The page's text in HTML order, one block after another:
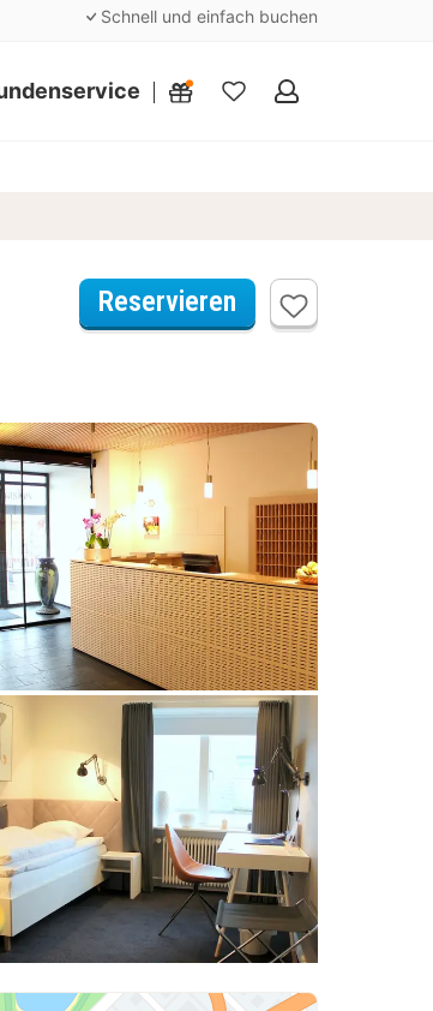
Schnell und einfach buchen
Meine
Reservieren